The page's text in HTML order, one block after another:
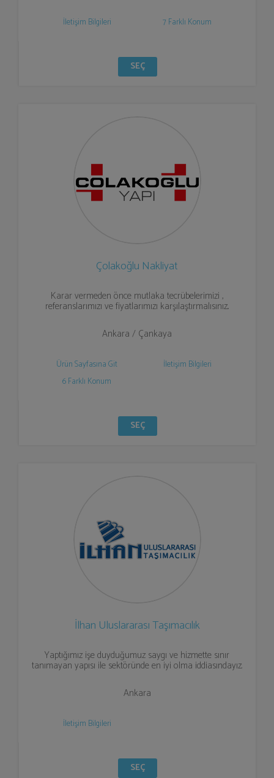
İletişim Bilgileri 7 Farklı Konum
SEÇ
Çolakoğlu Nakliyat
Karar vermeden önce mutlaka tecrübelerimizi ,
referanslarımızı ve fiyatlarımızı karşılaştırmalısınız..
Ankara / Çankaya
Ürün Sayfasına Git
İletişim Bilgileri
6 Farklı Konum
SEÇ
İlhan Uluslararası Taşımacılık
Yaptığımız işe duyduğumuz saygı ve hizmette sınır
tanımayan yapısı ile sektöründe en iyi olma iddiasındayız.
Ankara
İletişim Bilgileri
SEÇ